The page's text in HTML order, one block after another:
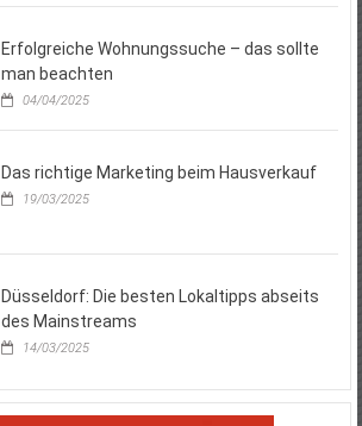
Erfolgreiche Wohnungssuche – das sollte
man beachten
04/04/2025
Das richtige Marketing beim Hausverkauf
19/03/2025
Düsseldorf: Die besten Lokaltipps abseits
des Mainstreams
14/03/2025